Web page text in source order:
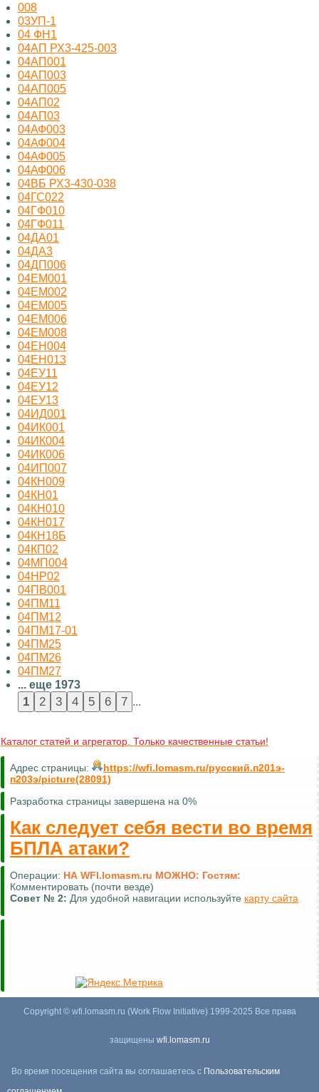
008
03УП-1
04 ФН1
04АП РХ3-425-003
04АП001
04АП003
04АП005
04АП02
04АП03
04АФ003
04АФ004
04АФ005
04АФ006
04ВБ РХ3-430-038
04ГС022
04ГФ010
04ГФ011
04ДА01
04ДА3
04ДП006
04ЕМ001
04ЕМ002
04ЕМ005
04ЕМ006
04ЕМ008
04ЕН004
04ЕН013
04ЕУ11
04ЕУ12
04ЕУ13
04ИД001
04ИК001
04ИК004
04ИК006
04ИП007
04КН009
04КН01
04КН010
04КН017
04КН18Б
04КП02
04МП004
04НР02
04ПВ001
04ПМ11
04ПМ12
04ПМ17-01
04ПМ25
04ПМ26
04ПМ27
... еще 1973
...
Каталог статей и агрегатор. Только качественные статьи!
Адрес страницы:
https://wfi.lomasm.ru/русский.п201э-
п203э/picture(28091)
Разработка страницы завершена на 0%
Как следует себя вести во время
БПЛА атаки?
Операции: НА WFI.lomasm.ru МОЖНО: Гостям:
Комментировать (почти везде)
Совет № 2: Для удобной навигации используйте карту сайта
Copyright © wfi.lomasm.ru (Work Flow Initiative) 1999-2025 Все права
защищены wfi.lomasm.ru
Во время посещения сайта вы соглашаетесь с Пользовательским